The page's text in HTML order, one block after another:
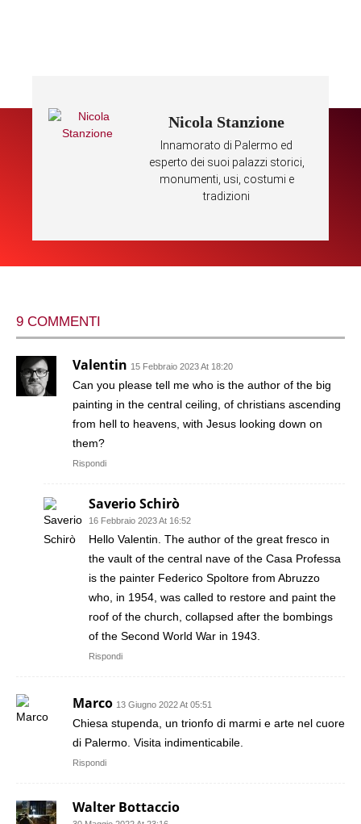
Nicola Stanzione
Innamorato di Palermo ed
esperto dei suoi palazzi storici,
monumenti, usi, costumi e
tradizioni
9 COMMENTI
Valentin 15 Febbraio 2023 At 18:20
Can you please tell me who is the author of the big
painting in the central ceiling, of christians ascending
from hell to heavens, with Jesus looking down on
them?
Rispondi
Saverio Schirò
16 Febbraio 2023 At 16:52
Hello Valentin. The author of the great fresco in
the vault of the central nave of the Casa Professa
is the painter Federico Spoltore from Abruzzo
who, in 1954, was called to restore and paint the
roof of the church, collapsed after the bombings
of the Second World War in 1943.
Rispondi
Marco 13 Giugno 2022 At 05:51
Chiesa stupenda, un trionfo di marmi e arte nel cuore
di Palermo. Visita indimenticabile.
Rispondi
Walter Bottaccio